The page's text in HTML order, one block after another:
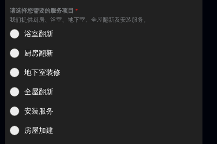
请选择您需要的服务项目 *
我们提供厨房、浴室、地下室、全屋翻新及安装服务。
浴室翻新
厨房翻新
地下室装修
全屋翻新
安装服务
房屋加建